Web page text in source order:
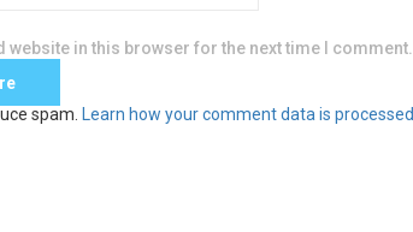
website in this browser for the next time I comment.
spam. Learn how your comment data is processed